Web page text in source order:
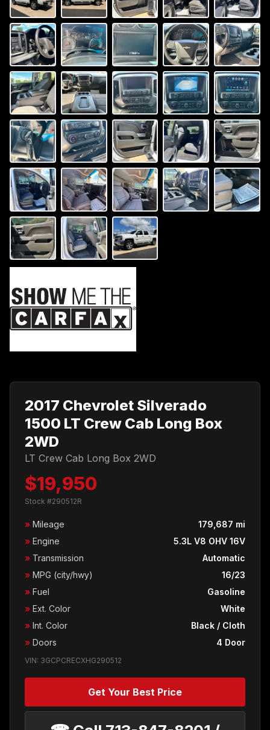
2017 Chevrolet Silverado
1500 LT Crew Cab Long Box
2WD
LT Crew Cab Long Box 2WD
$19,950
Stock #290512R
» Mileage
179,687 mi
» Engine
5.3L V8 OHV 16V
» Transmission
Automatic
» MPG (city/hwy)
16/23
» Fuel
Gasoline
» Ext. Color
White
» Int. Color
Black / Cloth
» Doors 4 Door
VIN: 3GCPCRECXHG290512
Get Your Best Price